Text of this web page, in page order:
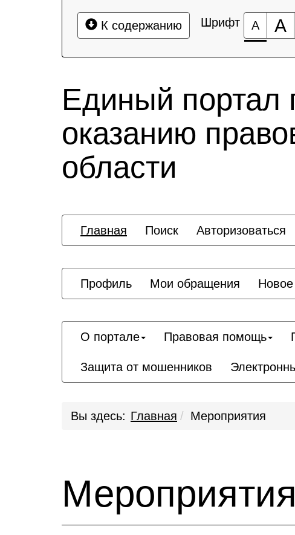
К содержанию Шрифт А А
Единый портал
оказанию
области
Главная Поиск Авторизоваться
Профиль Мои обращения
О портале Правовая помощь
Защита от мошенников
Вы здесь: Главная Мероприятия
Мероприятия